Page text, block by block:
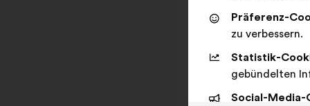
Präferenz-
zu verbessern.
Statistik-
gebündelten
Social-Media-